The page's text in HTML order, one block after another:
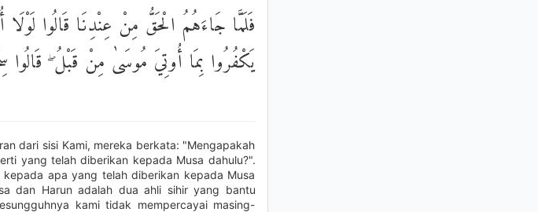
فَلَمَّا جَاءَهُمُ الْحَقُّ مِنْ عِنْدِنَا قَالُوا
يَكْفُرُوا بِمَا أُوتِيَ مُوسَىٰ مِنْ قَبْلُ ۖ قَالُوا
dari sisi Kami, mereka berkata: "Mengapakah
yang telah diberikan kepada Musa dahulu?".
apa yang telah diberikan kepada Musa
dan Harun adalah dua ahli sihir yang bantu
kami tidak mempercayai masing-